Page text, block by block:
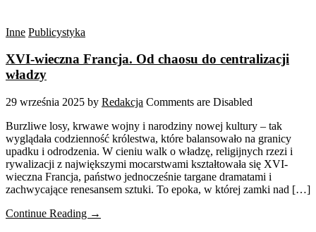
Inne Publicystyka
XVI-wieczna Francja. Od chaosu do centralizacji
władzy
29 września 2025 by Redakcja Comments are Disabled
Burzliwe losy, krwawe wojny i narodziny nowej kultury – tak
wyglądała codzienność królestwa, które balansowało na granicy
upadku i odrodzenia. W cieniu walk o władzę, religijnych rzezi i
rywalizacji z największymi mocarstwami kształtowała się XVI-
wieczna Francja, państwo jednocześnie targane dramatami i
zachwycające renesansem sztuki. To epoka, w której zamki nad […]
Continue Reading →